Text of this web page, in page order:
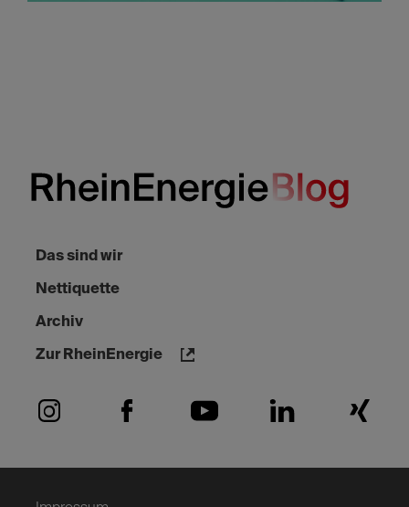
Das sind wir
Nettiquette
Archiv
Zur RheinEnergie